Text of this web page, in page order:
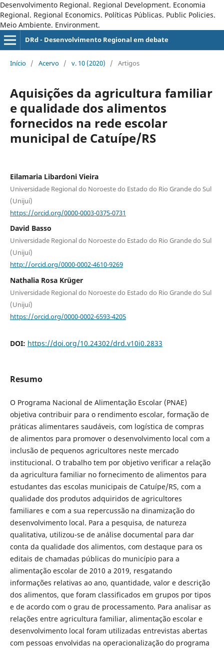
Desenvolvimento Regional. Regional Development. Economia
Regional. Regional Economics. Políticas Públicas. Public Policies.
Meio Ambiente. Environment.
DRd - Desenvolvimento Regional em debate
Início / Acervo / v. 10 (2020) / Artigos
Aquisições da agricultura familiar
e qualidade dos alimentos
fornecidos na rede escolar
municipal de Catuípe/RS
Eilamaria Libardoni Vieira
Universidade Regional do Noroeste do Estado do Rio Grande do Sul
(Unijuí)
https://orcid.org/0000-0003-0375-0731
David Basso
Universidade Regional do Noroeste do Estado do Rio Grande do Sul
(Unijuí)
http://orcid.org/0000-0002-4610-9269
Nathalia Rosa Krüger
Universidade Regional do Noroeste do Estado do Rio Grande do Sul
(Unijuí)
https://orcid.org/0000-0002-6593-4205
DOI: https://doi.org/10.24302/drd.v10i0.2833
Resumo
O Programa Nacional de Alimentação Escolar (PNAE)
objetiva contribuir para o rendimento escolar, formação de
práticas alimentares saudáveis, com logística de compras
de alimentos para promover o desenvolvimento local com a
inclusão de pequenos agricultores neste mercado
institucional. O trabalho tem por objetivo verificar a relação
da agricultura familiar no fornecimento de alimentos para
estudantes das escolas municipais de Catuípe/RS, com a
qualidade dos produtos adquiridos de agricultores
familiares e com a sua repercussão na dinamização do
desenvolvimento local. Para a pesquisa, de natureza
qualitativa, utilizou-se de análise documental para dar
conta da qualidade dos alimentos, com destaque para os
editais de chamadas públicas do município para a
alimentação escolar de 2010 a 2019, resgatando
informações relativas ao ano, quantidade, valor e descrição
dos alimentos, que foram classificados em grupos por tipos
e de acordo com o grau de processamento. Para analisar as
relações entre agricultura familiar, alimentação escolar e
desenvolvimento local foram utilizadas entrevistas abertas
com pessoas envolvidas na operacionalização do programa